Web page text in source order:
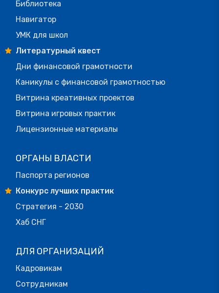
Библиотека
Навигатор
УМК для школ
Литературный квест
Дни финансовой грамотности
Каникулы с финансовой грамотностью
Витрина креативных проектов
Витрина игровых практик
Лицензионные материалы
ОРГАНЫ ВЛАСТИ
Паспорта регионов
Конкурс лучших практик
Стратегия - 2030
Хаб СНГ
ДЛЯ ОРГАНИЗАЦИЙ
Кадровикам
Сотрудникам